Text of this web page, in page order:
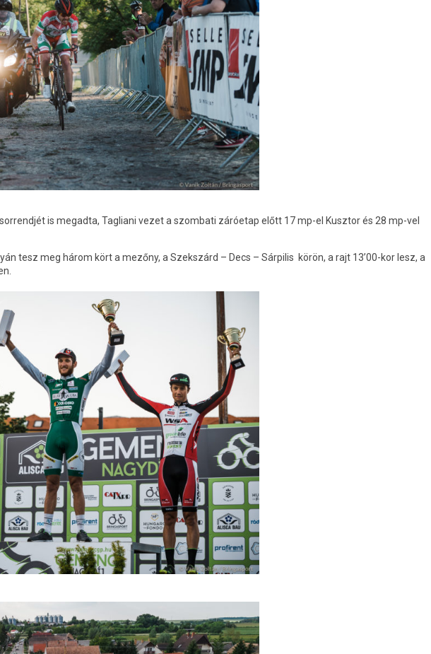
is megadta, Tagliani vezet a szombati záróetap előtt 17 mp-el Kusztor és 28 mp-vel
tesz meg három kört a mezőny, a Szekszárd – Decs – Sárpilis körön, a rajt 13’00-kor lesz, a